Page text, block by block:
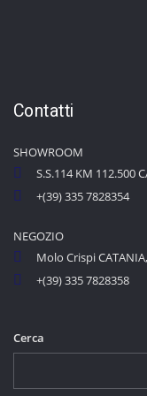
Contatti
SHOWROOM
S.S.114 KM 112.500
+(39) 335 7828354
NEGOZIO
Molo Crispi
+(39) 335 7828358
Cerca